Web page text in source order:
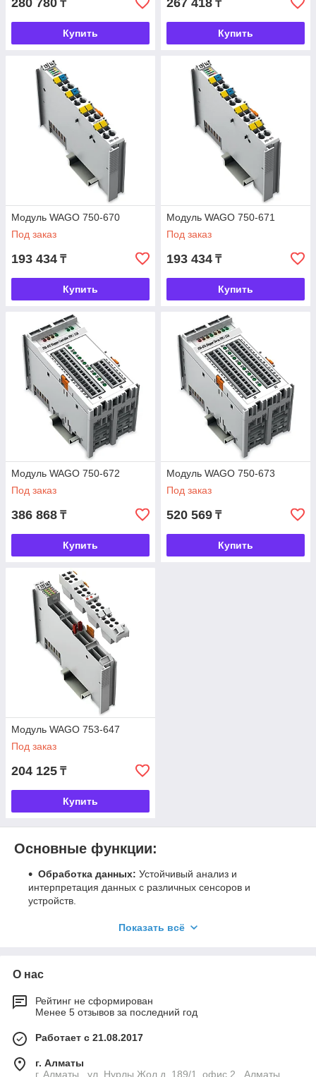
280 780 ₸
Купить
267 418 ₸
Купить
Модуль WAGO 750-670
Под заказ
193 434 ₸
Купить
Модуль WAGO 750-671
Под заказ
193 434 ₸
Купить
Модуль WAGO 750-672
Под заказ
386 868 ₸
Купить
Модуль WAGO 750-673
Под заказ
520 569 ₸
Купить
Модуль WAGO 753-647
Под заказ
204 125 ₸
Купить
Основные функции:
Обработка данных: Устойчивый анализ и
интерпретация данных с различных сенсоров и
устройств.
технологическими процессами в реальном времени.
бесшовной интеграции в существующие системы.
Преимущества:
различных отраслях, таких как промышленность,
Повышение эффективности:Оптимизация
Показать всё
О нас
Рейтинг не сформирован
Менее 5 отзывов за последний год
Работает с 21.08.2017
г. Алматы
г. Алматы , ул. Нурлы Жол,д. 189/1, офис 2 , Алматы,